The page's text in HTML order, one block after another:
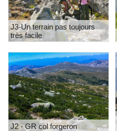
J3-Un terrain pas toujours
très facile
J2 - GR col forgeron